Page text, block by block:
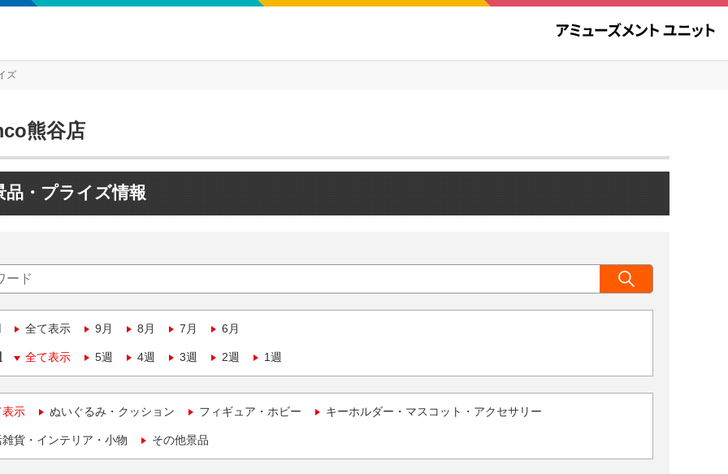
ズ
熊谷店
品・プライズ情報
全て表示 9月 8月 7月 6月
全て表示 5週 4週 3週 2週 1週
表示 ぬいぐるみ・クッション フィギュア・ホビー キーホルダー・マスコット・アクセサリー
貨・インテリア・小物 その他景品